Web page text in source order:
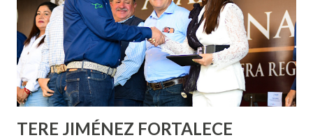
lo que se aplicará pintura en 66 casas. Posteriormente se
llevará este programa a Villas de Nuestra Señora de la
Asunción, Avenida Alameda y Decreto 27 de Septiembre, en
los edificios FOVISSSTE Ojo de Agua, en la comunidad
Norias de Paso Hondo y en los edificios de...
TERE JIMÉNEZ FORTALECE